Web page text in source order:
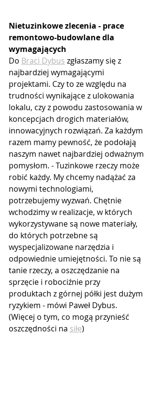
Nietuzinkowe zlecenia - prace
remontowo-budowlane dla
wymagających
Do Braci Dybus zgłaszamy się z
najbardziej wymagającymi
projektami. Czy to ze względu na
trudności wynikające z ulokowania
lokalu, czy z powodu zastosowania w
koncepcjach drogich materiałów,
innowacyjnych rozwiązań. Za każdym
razem mamy pewność, że podołają
naszym nawet najbardziej odważnym
pomysłom. - Tuzinkowe rzeczy może
robić każdy. My chcemy nadążać za
nowymi technologiami,
potrzebujemy wyzwań. Chętnie
wchodzimy w realizacje, w których
wykorzystywane są nowe materiały,
do których potrzebne są
wyspecjalizowane narzędzia i
odpowiednie umiejętności. To nie są
tanie rzeczy, a oszczędzanie na
sprzęcie i robociźnie przy
produktach z górnej półki jest dużym
ryzykiem - mówi Paweł Dybus.
(Więcej o tym, co mogą przynieść
oszczędności na siłę)